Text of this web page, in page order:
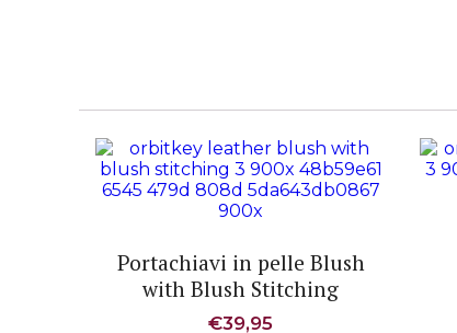
Portachiavi in pelle Blush
with Blush Stitching
€39,95